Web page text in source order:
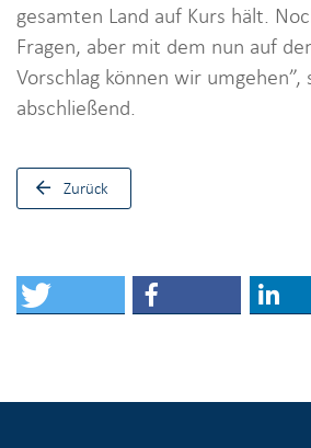
gesamten Land auf Kurs hält.
Fragen, aber mit dem nun auf
Vorschlag können wir umgehen”,
abschließend.
Zurück